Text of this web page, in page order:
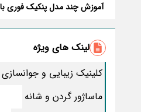
آموزش چند مدل پنکیک فوری
درمان تبخال روی لب با
روش
متن کامل زیارت عاشورا همراه
الله بهجت
لینک های ویژه
کلینیک زیبایی و جوانسازی
ماساژور گردن و شانه